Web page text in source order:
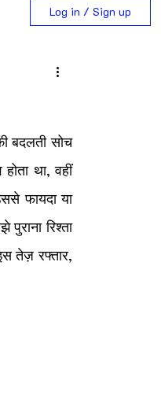
Log in / Sign up
बदलती सोच
था, वहीं
फायदा या
रिश्ता
तेज़ रफ्तार,